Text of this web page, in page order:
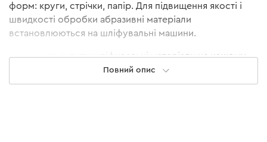
форм: круги, стрічки, папір. Для підвищення якості і
швидкості обробки абразивні матеріали
встановлюються на шліфувальні машини.
Ви можете купити шліфувальні матеріали на нашому
сайті всього в один клік.Повний опис